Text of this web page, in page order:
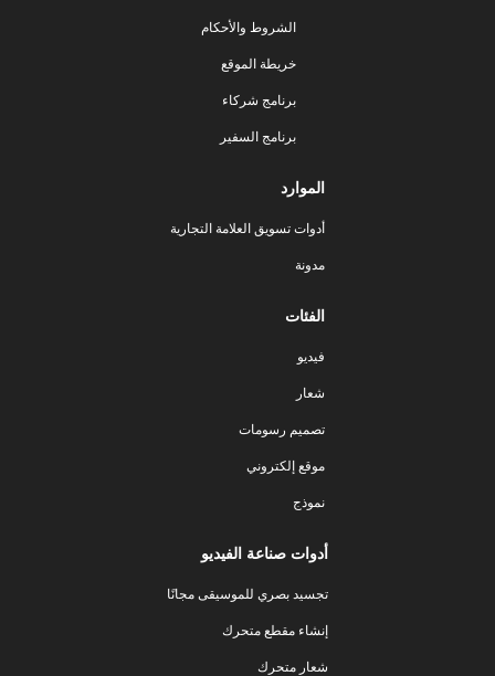
الشروط والأحكام
خريطة الموقع
برنامج شركاء
برنامج السفير
الموارد
أدوات تسويق العلامة التجارية
مدونة
الفئات
فيديو
شعار
تصميم رسومات
موقع إلكتروني
نموذج
أدوات صناعة الفيديو
تجسيد بصري للموسيقى مجانًا
إنشاء مقطع متحرك
شعار متحرك